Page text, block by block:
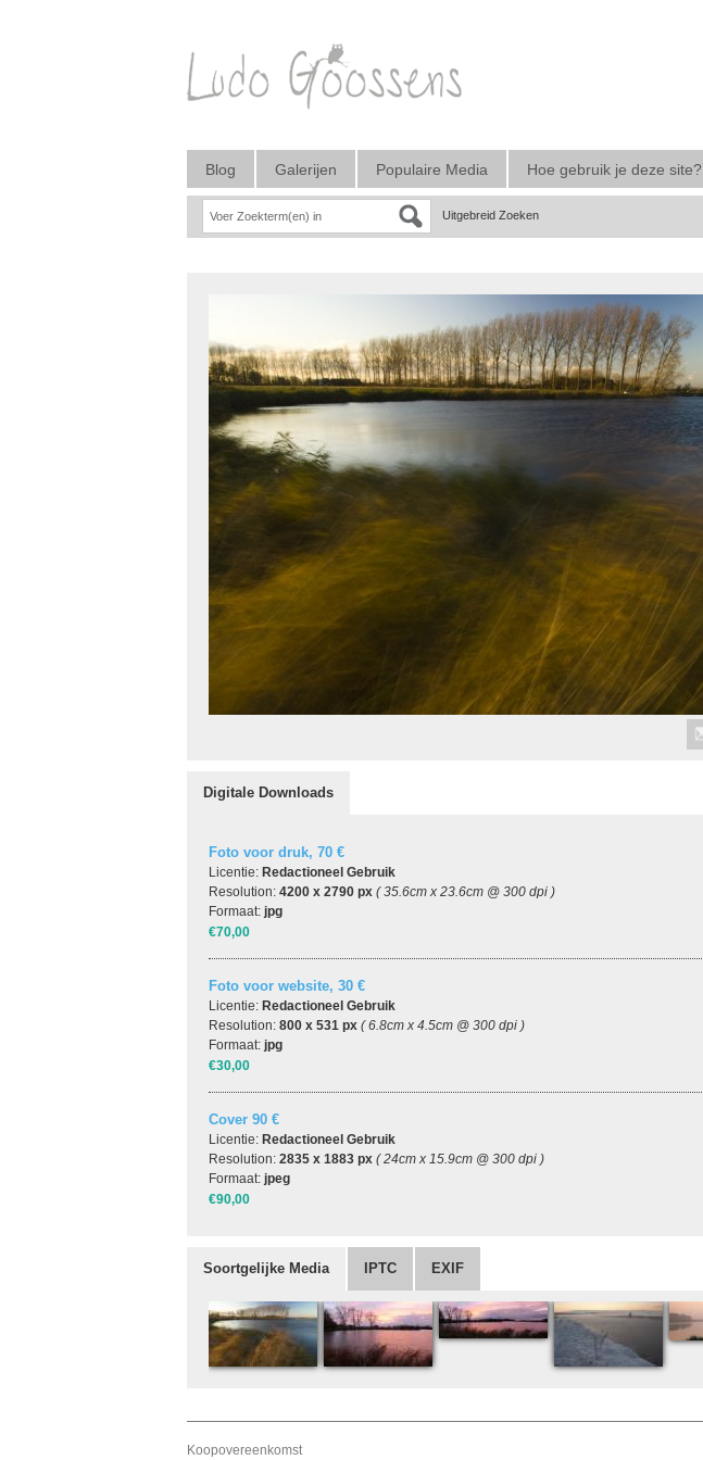
Blog Galerijen Populaire Media Hoe gebruik je deze site?
Uitgebreid Zoeken
Digitale Downloads
Foto voor druk, 70 €
Licentie: Redactioneel Gebruik
Resolution: 4200 x 2790 px ( 35.6cm x 23.6cm @ 300 dpi )
Formaat: jpg
€70,00
Foto voor website, 30 €
Licentie: Redactioneel Gebruik
Resolution: 800 x 531 px ( 6.8cm x 4.5cm @ 300 dpi )
Formaat: jpg
€30,00
Cover 90 €
Licentie: Redactioneel Gebruik
Resolution: 2835 x 1883 px ( 24cm x 15.9cm @ 300 dpi )
Formaat: jpeg
€90,00
Soortgelijke Media IPTC EXIF
Koopovereenkomst